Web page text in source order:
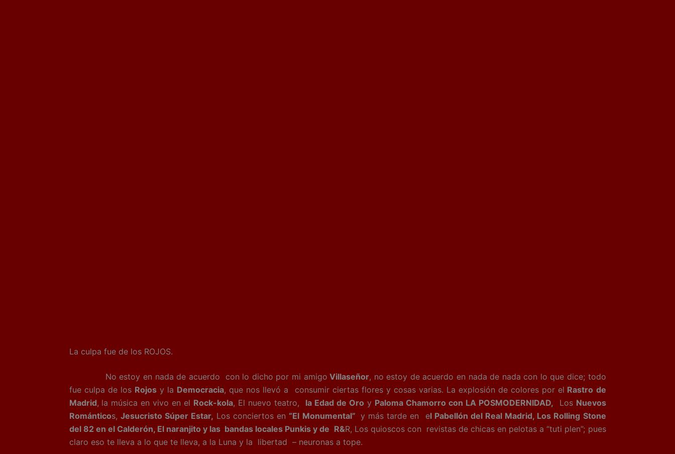
La culpa fue de los ROJOS.
No estoy en nada de acuerdo con lo dicho por mi amigo Villaseñor, no estoy de acuerdo en nada de nada con lo que dice; todo
fue culpa de los Rojosy la Democracia, que nos llevó a consumir ciertas flores y cosas varias. La explosión de colores por el Rastro de
Madrid, la música en vivo en el Rock-kola, El nuevo teatro, la Edad de Oro y Paloma Chamorro con LA POSMODERNIDAD, Los Nuevos
Románticos, Jesucristo Súper Estar, Los conciertos en “El Monumental” y más tarde en el Pabellón del Real Madrid, Los Rolling Stone
del 82 en el Calderón, El naranjito y las bandas locales Punkis y de R&R, Los quioscos con revistas de chicas en pelotas a “tuti plen”; pues
claro eso te lleva a lo que te lleva, a la Luna y la libertad – neuronas a tope.